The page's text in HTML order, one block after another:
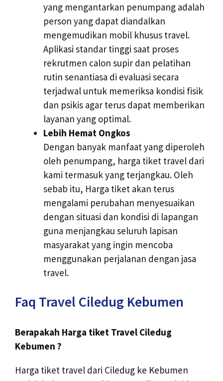
yang mengantarkan penumpang adalah
person yang dapat diandalkan
mengemudikan mobil khusus travel.
Aplikasi standar tinggi saat proses
rekrutmen calon supir dan pelatihan
rutin senantiasa di evaluasi secara
terjadwal untuk memeriksa kondisi fisik
dan psikis agar terus dapat memberikan
layanan yang optimal.
Lebih Hemat Ongkos
Dengan banyak manfaat yang diperoleh
oleh penumpang, harga tiket travel dari
kami termasuk yang terjangkau. Oleh
sebab itu, Harga tiket akan terus
mengalami perubahan menyesuaikan
dengan situasi dan kondisi di lapangan
guna menjangkau seluruh lapisan
masyarakat yang ingin mencoba
menggunakan perjalanan dengan jasa
travel.
Faq Travel Ciledug Kebumen
Berapakah Harga tiket Travel Ciledug
Kebumen ?
Harga tiket travel dari Ciledug ke Kebumen